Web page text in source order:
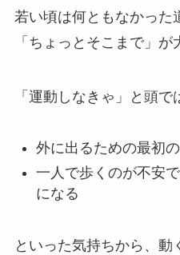
若い頃は何ともなかった
「ちょっとそこまで」が
「運動しなきゃ」と頭で
外に出るための最初
一人で歩くのが不安
になる
といった気持ちから、動